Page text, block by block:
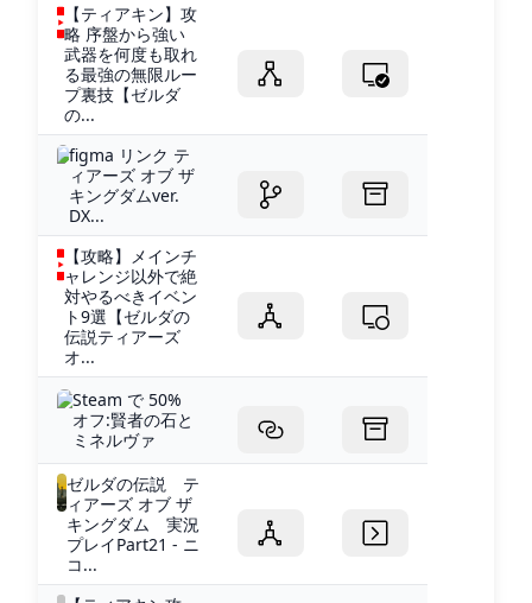
【ティアキン】攻
略 序盤から強い
武器を何度も取れ
る最強の無限ルー
プ裏技【ゼルダ
の...
figma リンク テ
ィアーズ オブ ザ
キングダムver.
DX...
【攻略】メインチ
ャレンジ以外で絶
対やるべきイベン
ト9選【ゼルダの
伝説ティアーズ
オ...
Steam で 50%
オフ:賢者の石と
ミネルヴァ
ゼルダの伝説 テ
ィアーズ オブ ザ
キングダム 実況
プレイPart21 - ニ
コ...